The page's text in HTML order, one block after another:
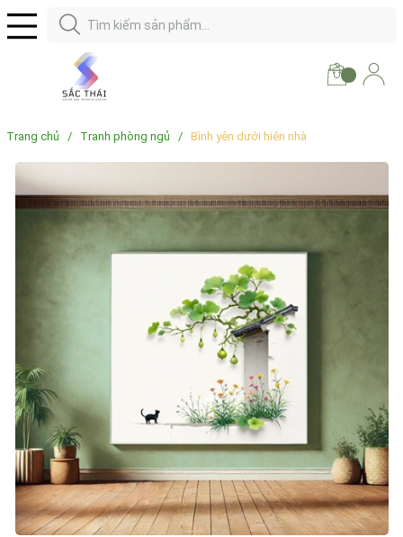
Trang chủ / Tranh phòng ngủ / Bình yên dưới hiên nhà